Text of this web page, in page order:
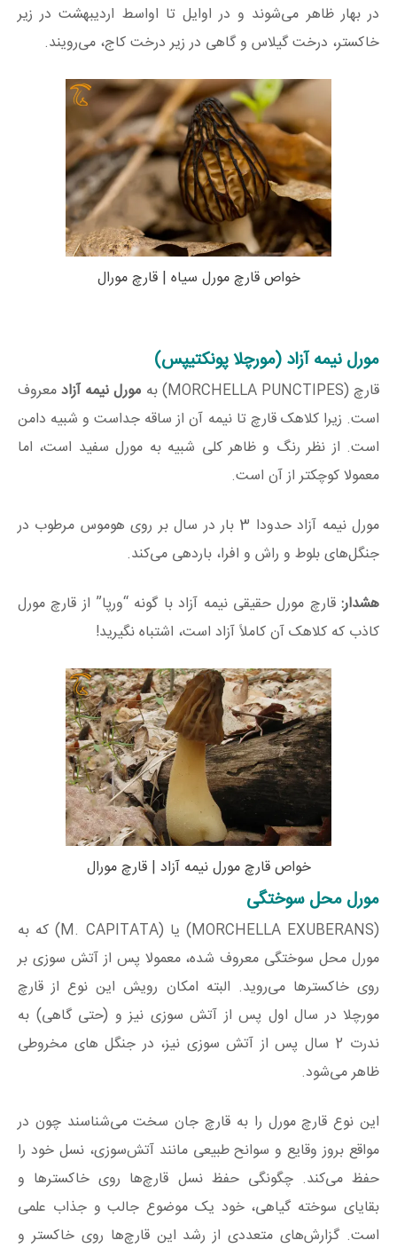
در بهار ظاهر می‌شوند و در اوایل تا اواسط اردیبهشت در زیر
خاکستر، درخت گیلاس و گاهی در زیر درخت کاج، می‌رویند.
خواص قارچ مورل سیاه | قارچ مورال
مورل نیمه آزاد (مورچلا پونکتیپس)
قارچ (MORCHELLA PUNCTIPES) به مورل نیمه آزادمعروف
است. زیرا کلاهک قارچ تا نیمه آن از ساقه جداست و شبیه دامن
است. از نظر رنگ و ظاهر کلی شبیه به مورل سفید است، اما
معمولا کوچکتر از آن است.
مورل نیمه آزاد حدودا 3 بار در سال بر روی هوموس مرطوب در
جنگل‌های بلوط و راش و افرا، باردهی می‌کند.
هشدار:قارچ مورل حقیقی نیمه آزاد با گونه “ورپا” از قارچ مورل
کاذب که کلاهک آن کاملاً آزاد است، اشتباه نگیرید!
خواص قارچ مورل نیمه آزاد | قارچ مورال
مورل محل سوختگی
(MORCHELLA EXUBERANS) یا (M. CAPITATA) که به
مورل محل سوختگی معروف شده، معمولا پس از آتش سوزی بر
روی خاکستر‌ها می‌روید. البته امکان رویش این نوع از قارچ
مورچلا در سال اول پس از آتش سوزی نیز و (حتی گاهی) به
ندرت 2 سال پس از آتش سوزی نیز، در جنگل های مخروطی
ظاهر می‌شود.
این نوع قارچ‌ مورل را به قارچ جان سخت می‌شناسند چون در
مواقع بروز وقایع و سوانح طبیعی مانند آتش‌سوزی، نسل خود را
حفظ می‌کند. چگونگی حفظ نسل قارچ‌ها روی خاکسترها و
بقایای سوخته گیاهی، خود یک موضوع جالب و جذاب علمی
است. گزارش‌های متعددی از رشد این قارچ‌ها روی خاکستر و